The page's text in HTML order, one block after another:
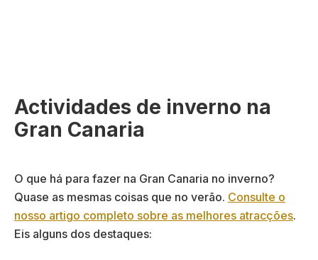
Actividades de inverno na
Gran Canaria
O que há para fazer na Gran Canaria no inverno?
Quase as mesmas coisas que no verão. Consulte o
nosso artigo completo sobre as melhores atracções.
Eis alguns dos destaques: